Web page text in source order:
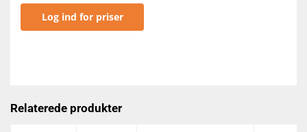
Log ind for priser
Relaterede produkter